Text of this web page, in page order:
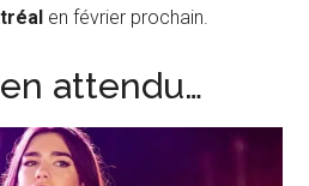
en février prochain.
attendu…